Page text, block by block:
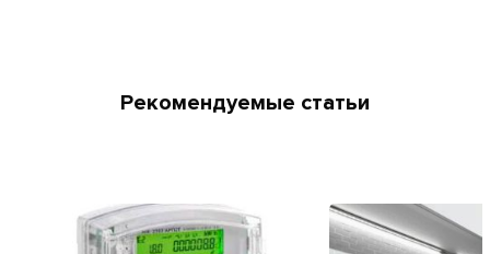
Рекомендуемые статьи